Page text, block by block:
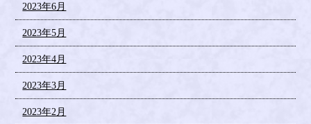
2023年6月
2023年5月
2023年4月
2023年3月
2023年2月